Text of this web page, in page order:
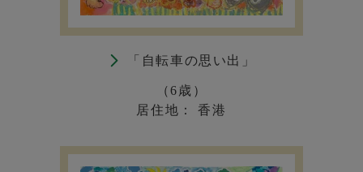
「自転車の思い出」
（6歳）
居住地： 香港